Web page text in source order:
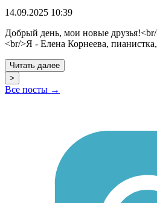
14.09.2025 10:39
Добрый день, мои новые друзья!<br/
<br/>Я - Елена Корнеева,
Читать далее
>
Все посты →